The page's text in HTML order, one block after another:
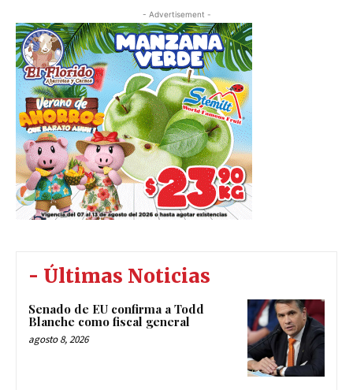
- Advertisement -
- Últimas Noticias
Senado de EU confirma a Todd
Blanche como fiscal general
agosto 8, 2026